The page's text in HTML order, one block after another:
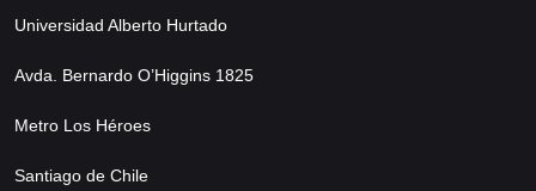
Universidad Alberto Hurtado
Avda. Bernardo O’Higgins 1825
Metro Los Héroes
Santiago de Chile